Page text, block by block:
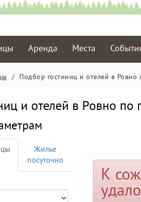
Аренда Места
/ Подбор гостиниц и отелей в Ровно
и отелей в Ровно по
Жилье
посуточно
К